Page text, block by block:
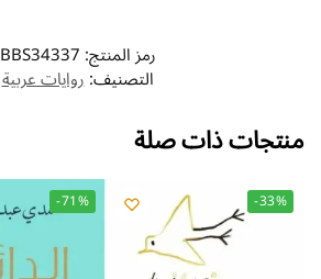
رمز المنتج:BBS34337
التصنيف:روايات عربية
منتجات ذات صلة
-33%
-71%